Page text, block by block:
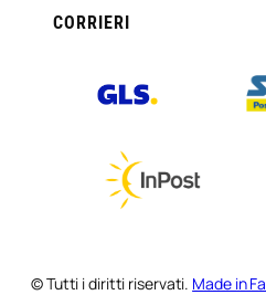
CORRIERI
© Tutti i diritti riservati. Made in